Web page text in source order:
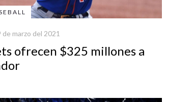
de marzo del 2021
ofrecen $325 millones a